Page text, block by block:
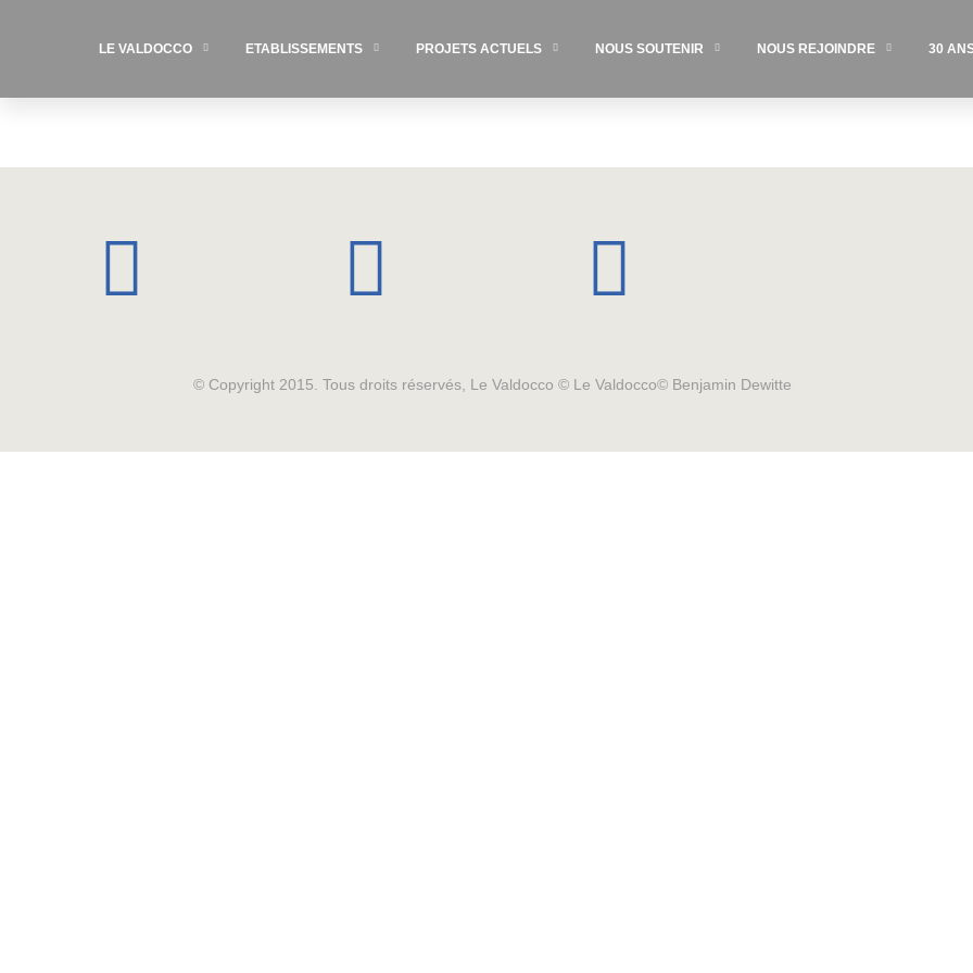
LE VALDOCCO ETABLISSEMENTS PROJETS ACTUELS NOUS SOUTENIR NOUS REJOINDRE 30
© Copyright 2015. Tous droits réservés, Le Valdocco © Le Valdocco© Benjamin Dewitte